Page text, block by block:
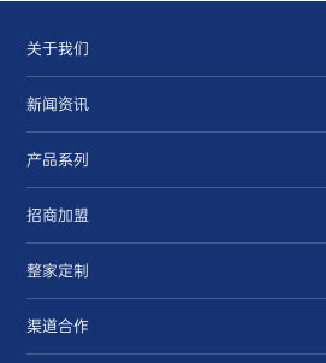
关于我们
新闻资讯
产品系列
招商加盟
整家定制
渠道合作